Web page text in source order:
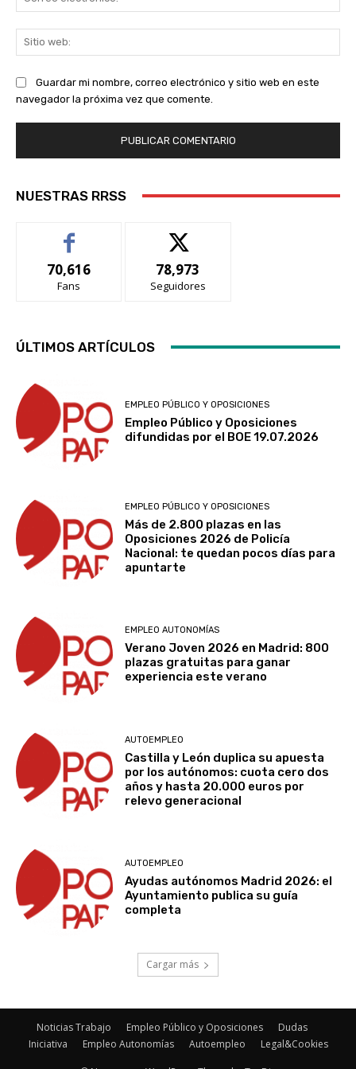
Guardar mi nombre, correo electrónico y sitio web en este
navegador la próxima vez que comente.
NUESTRAS RRSS
70,616
Fans
78,973
Seguidores
ÚLTIMOS ARTÍCULOS
EMPLEO PÚBLICO Y OPOSICIONES
Empleo Público y Oposiciones
difundidas por el BOE 19.07.2026
EMPLEO PÚBLICO Y OPOSICIONES
Más de 2.800 plazas en las
Oposiciones 2026 de Policía
Nacional: te quedan pocos días para
apuntarte
EMPLEO AUTONOMÍAS
Verano Joven 2026 en Madrid: 800
plazas gratuitas para ganar
experiencia este verano
AUTOEMPLEO
Castilla y León duplica su apuesta
por los autónomos: cuota cero dos
años y hasta 20.000 euros por
relevo generacional
AUTOEMPLEO
Ayudas autónomos Madrid 2026: el
Ayuntamiento publica su guía
completa
Cargar más
Noticias Trabajo Empleo Público y Oposiciones
Dudas
Iniciativa
Empleo Autonomías Autoempleo Legal&Cookies